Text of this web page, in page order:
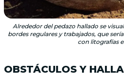
Alrededor del pedazo hallado se
bordes regulares y trabajados, que
con litografías
OBSTÁCULOS Y